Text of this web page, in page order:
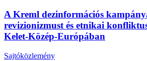
A Kreml dezinformációs
revizionizmust és etnikai
Kelet-Közép-Európában
Sajtóközlemény